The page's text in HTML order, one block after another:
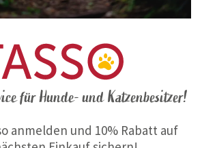
für Hunde- und Katzenbesitzer!
anmelden und 10% Rabatt auf